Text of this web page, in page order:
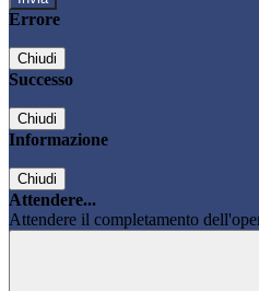
Errore
Chiudi
Successo
Chiudi
Informazione
Chiudi
Attendere...
Attendere il completamento